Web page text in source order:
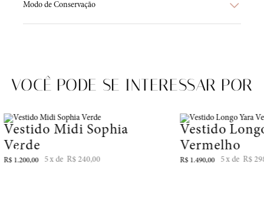
Modo de Conservação
VOCÊ PODE SE INTERESSAR POR
Vestido Midi Sophia
Verde
R$ 1.200,00 5 R$ 240,00
Vestido
Vermelho
R$ 1.490,00 5 R$